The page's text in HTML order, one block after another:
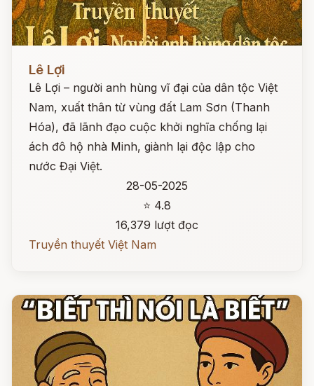
Lê Lợi
Lê Lợi – người anh hùng vĩ đại của dân tộc Việt
Nam, xuất thân từ vùng đất Lam Sơn (Thanh
Hóa), đã lãnh đạo cuộc khởi nghĩa chống lại
ách đô hộ nhà Minh, giành lại độc lập cho
nước Đại Việt.
28-05-2025
⭐ 4.8
16,379 lượt đọc
Truyền thuyết Việt Nam